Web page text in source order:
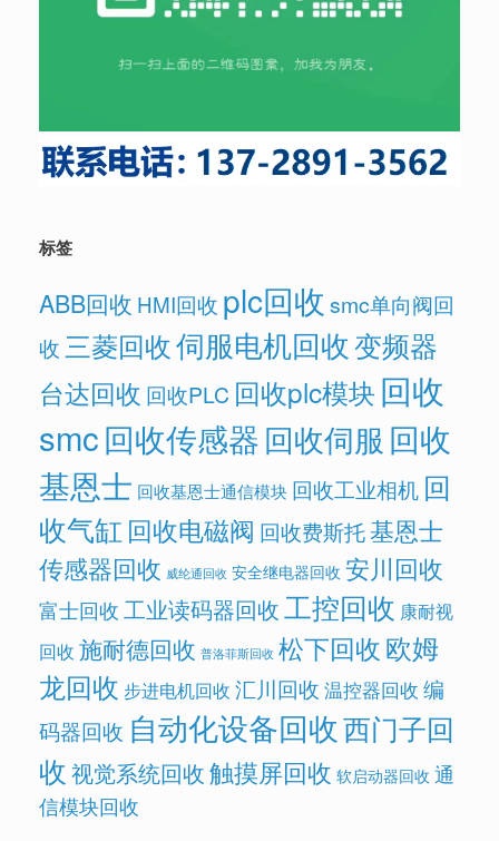
标签
ABB回收 HMI回收 plc回收 smc单向阀回
收 三菱回收伺服电机回收变频器
台达回收 回收PLC 回收plc模块 回收
smc回收传感器回收伺服 回收
基恩士 回收基恩士通信模块 回收工业相机 回
收气缸 回收电磁阀 回收费斯托基恩士
传感器回收 威纶通回收 安全继电器回收 安川回收
富士回收 工业读码器回收工控回收 康耐视
回收 施耐德回收 普洛菲斯回收 松下回收欧姆
龙回收 步进电机回收 汇川回收 温控器回收 编
码器回收 自动化设备回收西门子回
收视觉系统回收触摸屏回收 软启动器回收 通
信模块回收